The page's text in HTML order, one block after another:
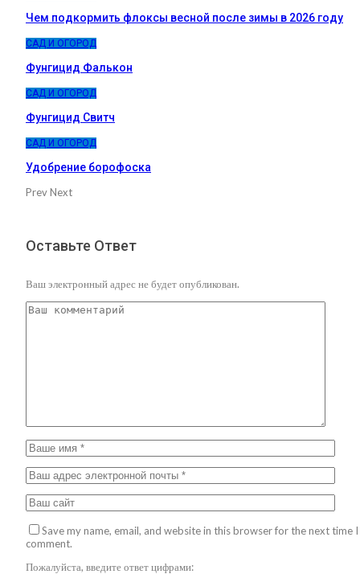
Чем подкормить флоксы весной после зимы в 2026 году
САД И ОГОРОД
Фунгицид Фалькон
САД И ОГОРОД
Фунгицид Свитч
САД И ОГОРОД
Удобрение борофоска
PrevNext
Оставьте Ответ
Ваш электронный адрес не будет опубликован.
Save my name, email, and website in this browser for the next time I
comment.
Пожалуйста, введите ответ цифрами: